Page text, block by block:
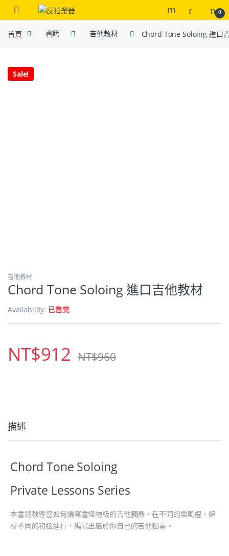
0
首頁 書籍 吉他教材 Chord Tone Soloing 進口
Sale!
吉他教材
Chord Tone Soloing 進口吉他教材
Availability: 已售完
NT$912 NT$960
描述
Chord Tone Soloing
Private Lessons Series
本書將教導您如何編寫書怪物級的吉他獨奏，在不同的樂風裡，解
析不同的和弦進行，編寫出屬於你自己的吉他獨奏。